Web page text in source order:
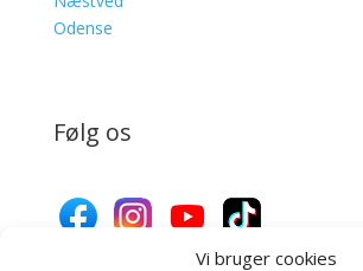
Vi bruger cookies
Odense
Følg os